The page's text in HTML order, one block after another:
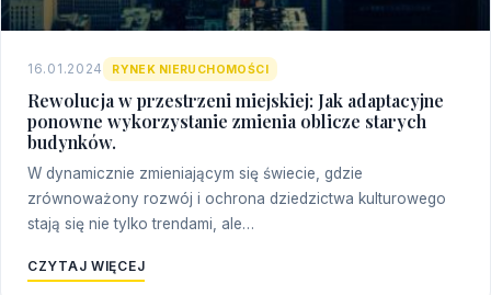
16.01.2024 RYNEK NIERUCHOMOŚCI
Rewolucja w przestrzeni miejskiej: Jak adaptacyjne
ponowne wykorzystanie zmienia oblicze starych
budynków.
W dynamicznie zmieniającym się świecie, gdzie
zrównoważony rozwój i ochrona dziedzictwa kulturowego
stają się nie tylko trendami, ale…
CZYTAJ WIĘCEJ